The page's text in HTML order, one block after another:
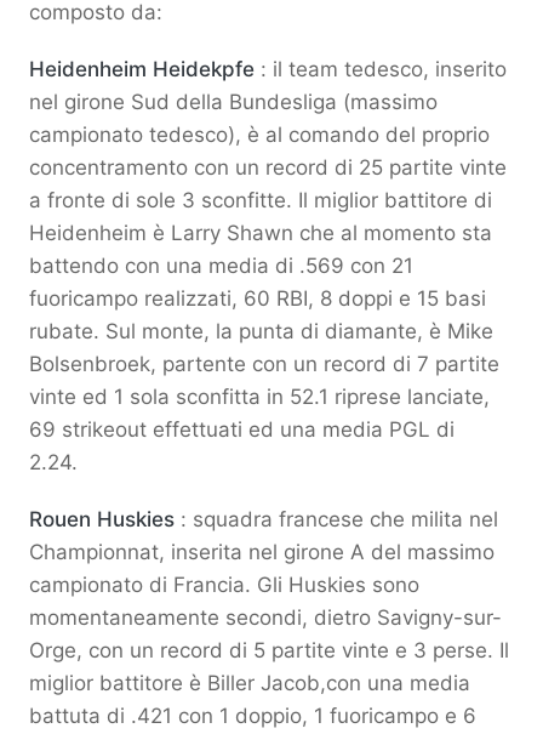
composto da:
Heidenheim Heidekpfe : il team tedesco, inserito
nel girone Sud della Bundesliga (massimo
campionato tedesco), è al comando del proprio
concentramento con un record di 25 partite vinte
a fronte di sole 3 sconfitte. Il miglior battitore di
Heidenheim è Larry Shawn che al momento sta
battendo con una media di .569 con 21
fuoricampo realizzati, 60 RBI, 8 doppi e 15 basi
rubate. Sul monte, la punta di diamante, è Mike
Bolsenbroek, partente con un record di 7 partite
vinte ed 1 sola sconfitta in 52.1 riprese lanciate,
69 strikeout effettuati ed una media PGL di
2.24.
Rouen Huskies : squadra francese che milita nel
Championnat, inserita nel girone A del massimo
campionato di Francia. Gli Huskies sono
momentaneamente secondi, dietro Savigny-sur-
Orge, con un record di 5 partite vinte e 3 perse. Il
miglior battitore è Biller Jacob,con una media
battuta di .421 con 1 doppio, 1 fuoricampo e 6